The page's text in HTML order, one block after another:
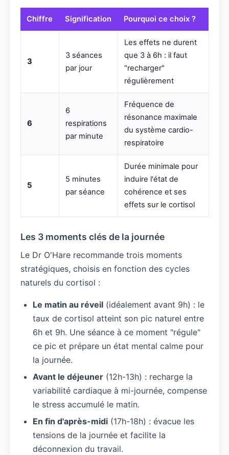
Chiffre Signification Pourquoi ce choix ?
3
3 séances
par jour
Les effets ne durent
que 3 à 6h : il faut
"recharger"
régulièrement
6
6
respirations
par minute
Fréquence de
résonance maximale
du système cardio-
respiratoire
5
5 minutes
par séance
Durée minimale pour
induire l'état de
cohérence et ses
effets sur le cortisol
Les 3 moments clés de la journée
Le Dr O'Hare recommande trois moments
stratégiques, choisis en fonction des cycles
naturels du cortisol :
Le matin au réveil (idéalement avant 9h) : le
taux de cortisol atteint son pic naturel entre
6h et 9h. Une séance à ce moment "régule"
ce pic et prépare un état mental calme pour
la journée.
Avant le déjeuner (12h-13h) : recharge la
variabilité cardiaque à mi-journée, compense
le stress accumulé le matin.
En fin d'après-midi (17h-18h) : évacue les
tensions de la journée et facilite la
déconnexion du travail.